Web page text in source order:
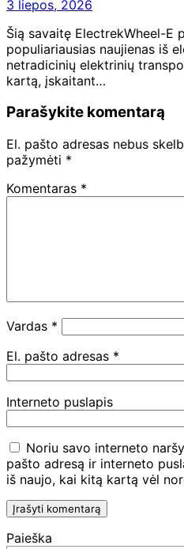
3 liepos, 2026
Šią savaitę ElectrekWheel-E
populiariausias naujienas iš
netradicinių elektrinių
kartą, įskaitant…
Parašykite komentarą
El. pašto adresas nebus
pažymėti *
Komentaras *
Vardas *
El. pašto adresas *
Interneto puslapis
Noriu savo interneto
pašto adresą ir interneto
iš naujo, kai kitą kartą vėl
Paieška